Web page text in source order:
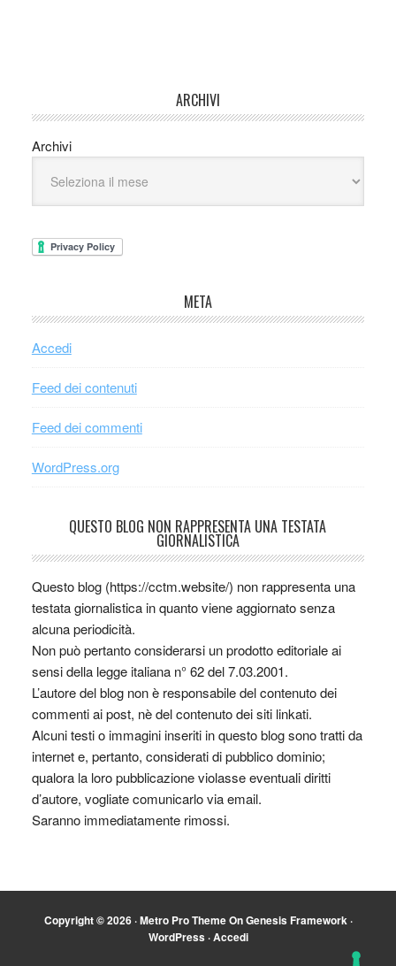
ARCHIVI
Archivi
META
Accedi
Feed dei contenuti
Feed dei commenti
WordPress.org
QUESTO BLOG NON RAPPRESENTA UNA TESTATA
GIORNALISTICA
Questo blog (https://cctm.website/) non rappresenta una
testata giornalistica in quanto viene aggiornato senza
alcuna periodicità.
Non può pertanto considerarsi un prodotto editoriale ai
sensi della legge italiana n° 62 del 7.03.2001.
L’autore del blog non è responsabile del contenuto dei
commenti ai post, nè del contenuto dei siti linkati.
Alcuni testi o immagini inseriti in questo blog sono tratti da
internet e, pertanto, considerati di pubblico dominio;
qualora la loro pubblicazione violasse eventuali diritti
d’autore, vogliate comunicarlo via email.
Saranno immediatamente rimossi.
Copyright © 2026 ·Metro Pro ThemeOnGenesis Framework·
WordPress·Accedi